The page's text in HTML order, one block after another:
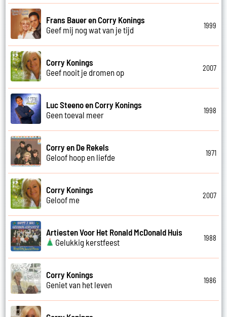
Frans Bauer en Corry Konings
Geef mij nog wat van je tijd
1999
Corry Konings
Geef nooit je dromen op
2007
Luc Steeno en Corry Konings
Geen toeval meer
1998
Corry en De Rekels
Geloof hoop en liefde
1971
Corry Konings
Geloof me
2007
Artiesten Voor Het Ronald McDonald Huis
Gelukkig kerstfeest
1988
Corry Konings
Geniet van het leven
1986